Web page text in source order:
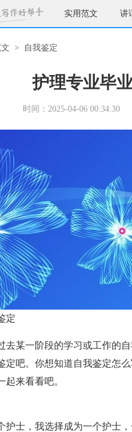
实用范文 讲
> 自我鉴定
护理专业毕
时间：2025-04-06 00:34:30
定
去某一阶段的学习或工作的
定吧。你想知道自我鉴定怎
来看看吧。
护士，我选择成为一个护士